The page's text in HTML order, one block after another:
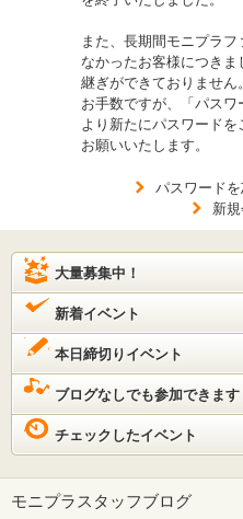
また、長期間モニプラ
なかったお客様につきま
継ぎができておりません。
お手数ですが、「パスワ
より新たにパスワード
お願いいたします。
パスワード
新
大量募集中！
新着イベント
本日締切りイベント
ブログなしでも参加できます
チェックしたイベント
モニプラスタッフブログ